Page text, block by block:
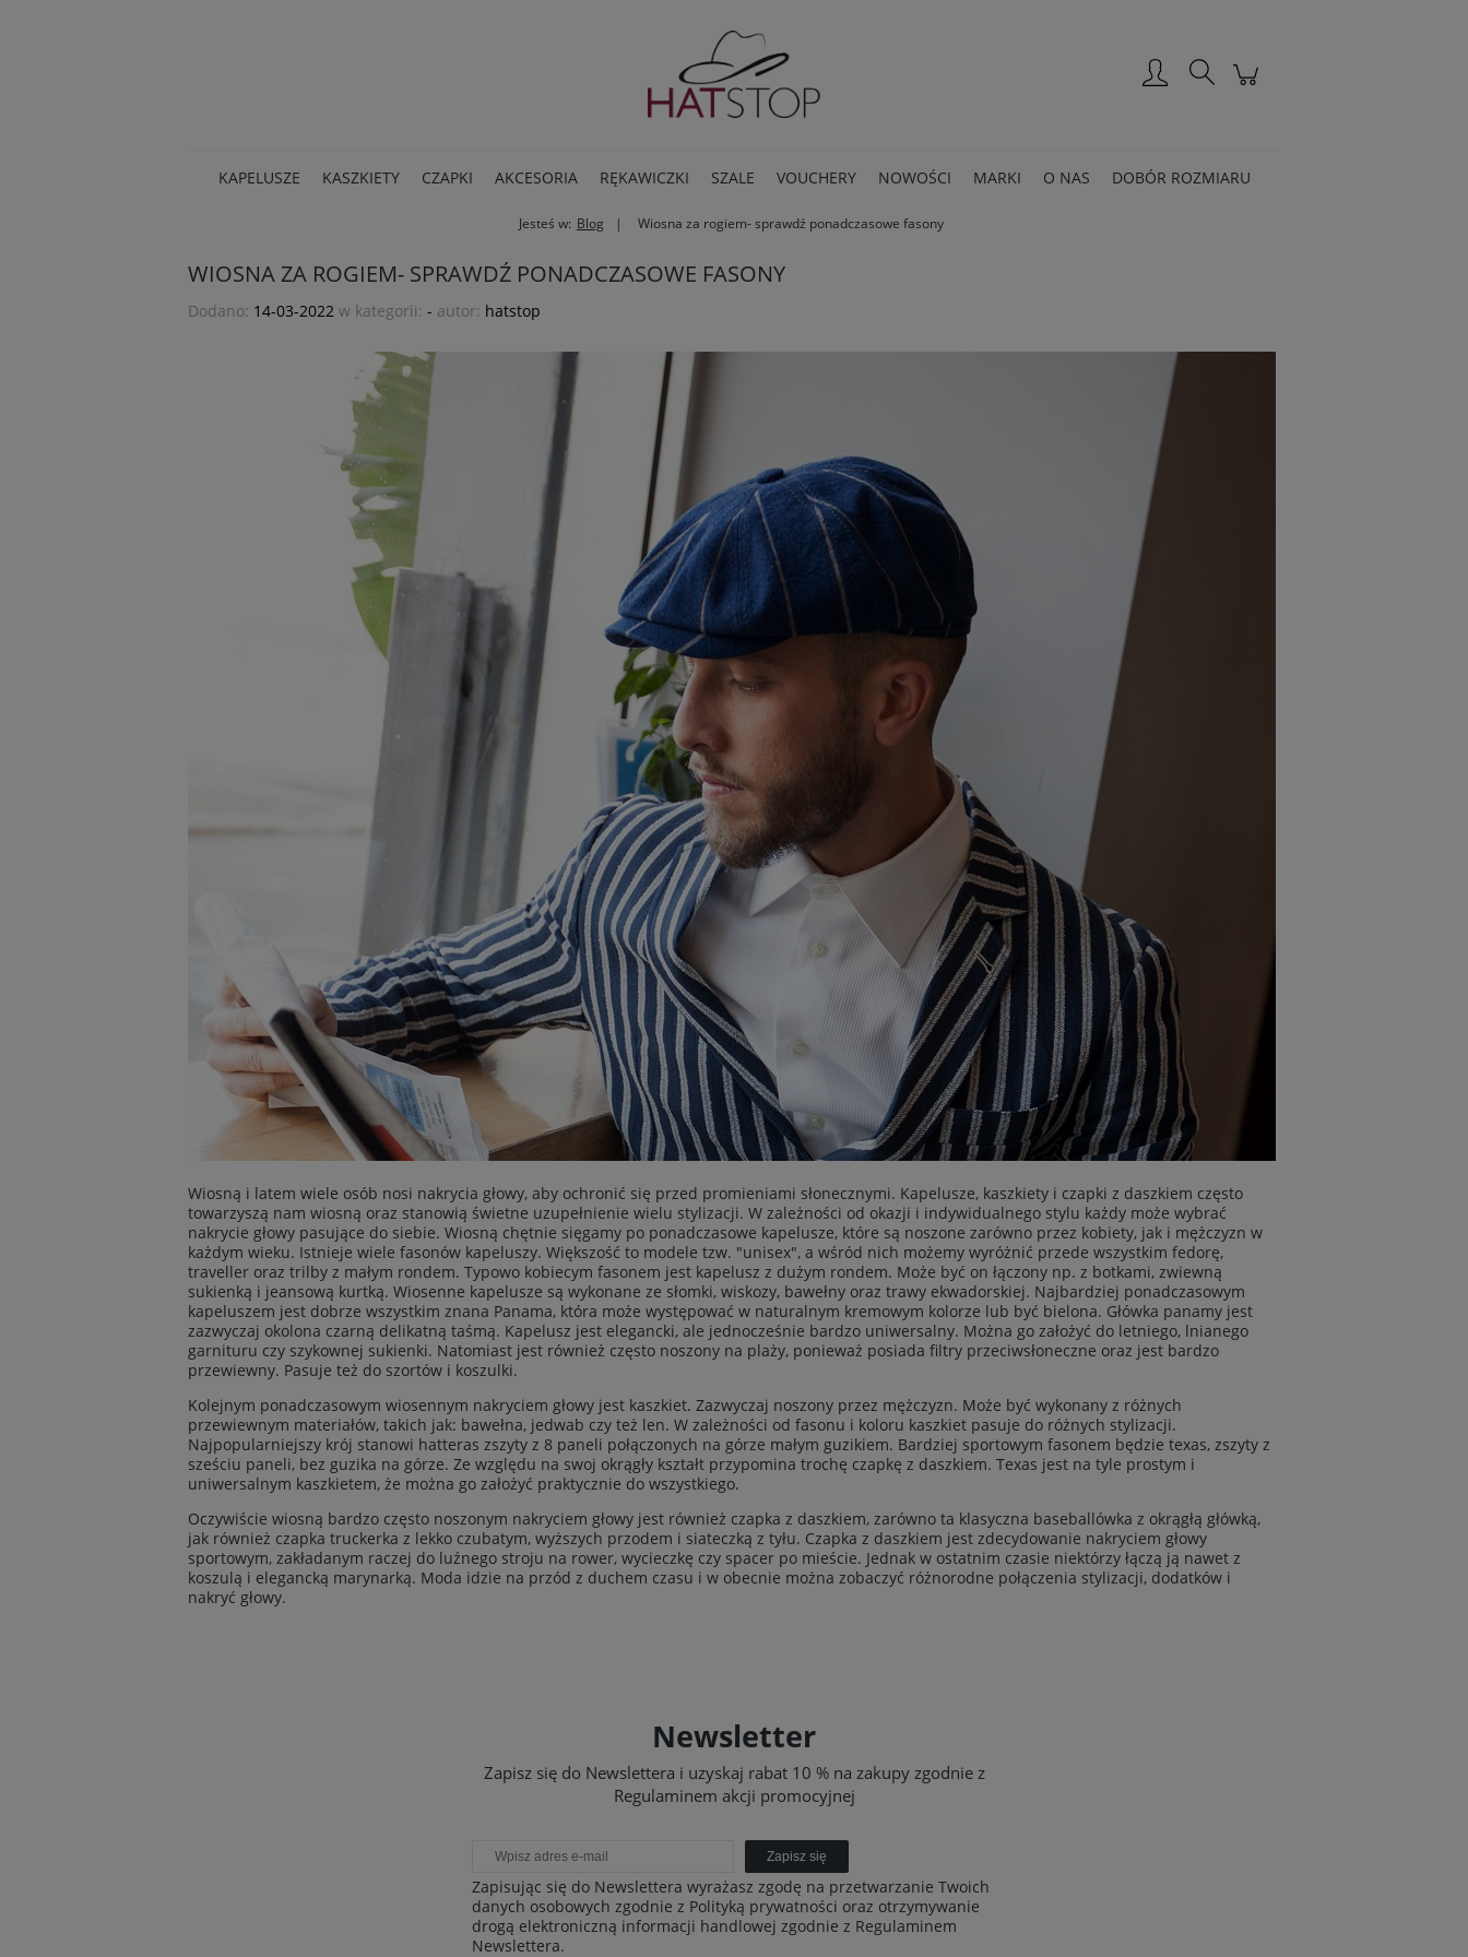
KAPELUSZE KASZKIETY CZAPKI AKCESORIA RĘKAWICZKI SZALE VOUCHERY NOWOŚCI MARKI O NAS DOBÓR ROZMIARU
Jesteś w: Blog Wiosna za rogiem- sprawdź ponadczasowe fasony
WIOSNA ZA ROGIEM- SPRAWDŹ PONADCZASOWE FASONY
Dodano: 14-03-2022 w kategorii: - autor: hatstop
Wiosną i latem wiele osób nosi nakrycia głowy, aby ochronić się przed promieniami słonecznymi. Kapelusze, kaszkiety i czapki z daszkiem często
towarzyszą nam wiosną oraz stanowią świetne uzupełnienie wielu stylizacji. W zależności od okazji i indywidualnego stylu każdy może wybrać
nakrycie głowy pasujące do siebie. Wiosną chętnie sięgamy po ponadczasowe kapelusze, które są noszone zarówno przez kobiety, jak i mężczyzn w
każdym wieku. Istnieje wiele fasonów kapeluszy. Większość to modele tzw. "unisex", a wśród nich możemy wyróżnić przede wszystkim fedorę,
traveller oraz trilby z małym rondem. Typowo kobiecym fasonem jest kapelusz z dużym rondem. Może być on łączony np. z botkami, zwiewną
sukienką i jeansową kurtką. Wiosenne kapelusze są wykonane ze słomki, wiskozy, bawełny oraz trawy ekwadorskiej. Najbardziej ponadczasowym
kapeluszem jest dobrze wszystkim znana Panama, która może występować w naturalnym kremowym kolorze lub być bielona. Główka panamy jest
zazwyczaj okolona czarną delikatną taśmą. Kapelusz jest elegancki, ale jednocześnie bardzo uniwersalny. Można go założyć do letniego, lnianego
garnituru czy szykownej sukienki. Natomiast jest również często noszony na plaży, ponieważ posiada filtry przeciwsłoneczne oraz jest bardzo
przewiewny. Pasuje też do szortów i koszulki.
Kolejnym ponadczasowym wiosennym nakryciem głowy jest kaszkiet. Zazwyczaj noszony przez mężczyzn. Może być wykonany z różnych
przewiewnym materiałów, takich jak: bawełna, jedwab czy też len. W zależności od fasonu i koloru kaszkiet pasuje do różnych stylizacji.
Najpopularniejszy krój stanowi hatteras zszyty z 8 paneli połączonych na górze małym guzikiem. Bardziej sportowym fasonem będzie texas, zszyty z
sześciu paneli, bez guzika na górze. Ze względu na swoj okrągły kształt przypomina trochę czapkę z daszkiem. Texas jest na tyle prostym i
uniwersalnym kaszkietem, że można go założyć praktycznie do wszystkiego.
Oczywiście wiosną bardzo często noszonym nakryciem głowy jest również czapka z daszkiem, zarówno ta klasyczna baseballówka z okrągłą główką,
jak również czapka truckerka z lekko czubatym, wyższych przodem i siateczką z tyłu. Czapka z daszkiem jest zdecydowanie nakryciem głowy
sportowym, zakładanym raczej do luźnego stroju na rower, wycieczkę czy spacer po mieście. Jednak w ostatnim czasie niektórzy łączą ją nawet z
koszulą i elegancką marynarką. Moda idzie na przód z duchem czasu i w obecnie można zobaczyć różnorodne połączenia stylizacji, dodatków i
nakryć głowy.
Newsletter
Zapisz się do Newslettera i uzyskaj rabat 10 % na zakupy zgodnie z
Regulaminem akcji promocyjnej
Zapisz się
Zapisując się do Newslettera wyrażasz zgodę na przetwarzanie Twoich
danych osobowych zgodnie z Polityką prywatności oraz otrzymywanie
drogą elektroniczną informacji handlowej zgodnie z Regulaminem
Newslettera.